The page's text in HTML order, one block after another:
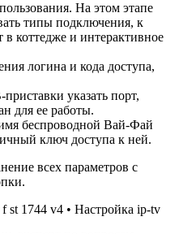
На этом этапе
типы подключения, к
в коттедже и интерактивное
логина и кода доступа,
указать порт,
для ее работы.
беспроводной Вай-Фай
ключ доступа к ней.
всех параметров с